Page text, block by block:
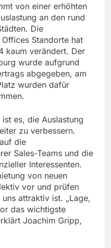
von einer erhöhten
an den rund
Die
Standorte hat
kaum verändert. Der
wurde aufgrund
abgegeben, am
wurden dafür
es, die Auslastung
zu verbessern.
die
Sales-Teams und die
Interessenten.
von neuen
vor und prüfen
attraktiv ist. „Lage,
das wichtigste
Joachim Gripp,